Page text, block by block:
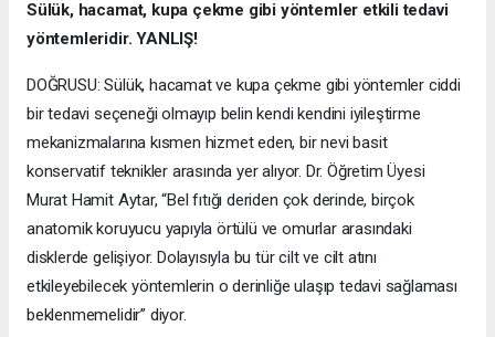
Sülük, hacamat, kupa çekme gibi yöntemler etkili tedavi
yöntemleridir. YANLIŞ!
DOĞRUSU: Sülük, hacamat ve kupa çekme gibi yöntemler ciddi
bir tedavi seçeneği olmayıp belin kendi kendini iyileştirme
mekanizmalarına kısmen hizmet eden, bir nevi basit
konservatif teknikler arasında yer alıyor. Dr. Öğretim Üyesi
Murat Hamit Aytar, “Bel fıtığı deriden çok derinde, birçok
anatomik koruyucu yapıyla örtülü ve omurlar arasındaki
disklerde gelişiyor. Dolayısıyla bu tür cilt ve cilt atını
etkileyebilecek yöntemlerin o derinliğe ulaşıp tedavi sağlaması
beklenmemelidir” diyor.